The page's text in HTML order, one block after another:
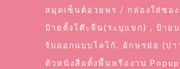
สมุดเซ็นต์อวยพร / กล่องใส่ซอง
ป้ายตั้งโต๊ะจีน(ระบุแขก) , ป้าย
รับออกแบบโลโก้, อักษรย่อ (บ่า
ตัวหนังสือตั้งพื้นหรืองาน